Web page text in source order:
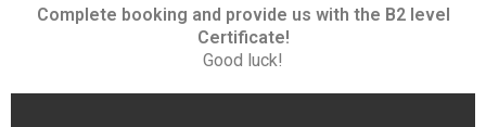
Complete booking and provide us with the B2 level
Certificate!
Good luck!